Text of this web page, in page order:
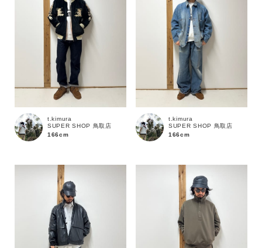
t.kimura
SUPER SHOP 鳥取店
166cm
t.kimura
SUPER SHOP 鳥取店
166cm